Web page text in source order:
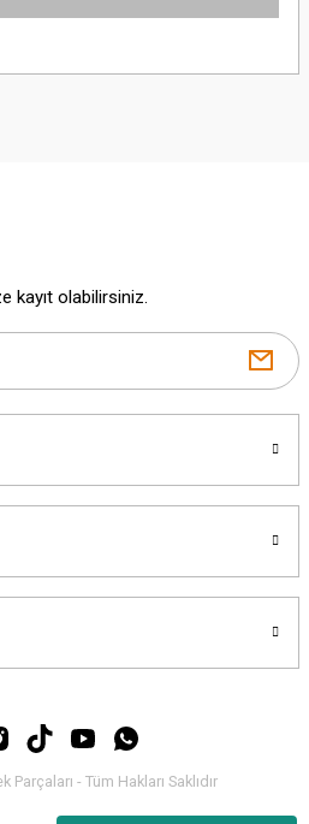
Gönder
kayıt olabilirsiniz.
- Tüm Hakları Saklıdır